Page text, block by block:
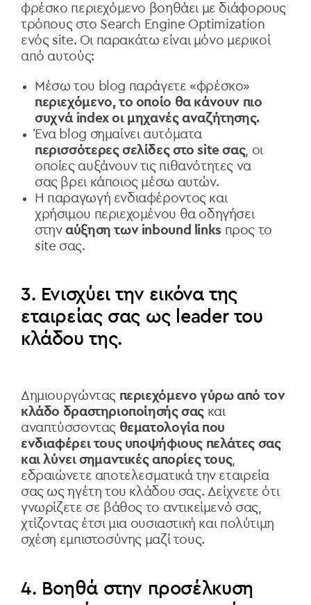
φρέσκο περιεχόμενο βοηθάει με διάφορους
τρόπους στο Search Engine Optimization
ενός site. Οι παρακάτω είναι μόνο μερικοί
από αυτούς:
Μέσω του blog παράγετε «φρέσκο»
περιεχόμενο, το οποίο θα κάνουν πιο
συχνά index οι μηχανές αναζήτησης.
Ένα blog σημαίνει αυτόματα
περισσότερες σελίδες στο site σας, οι
οποίες αυξάνουν τις πιθανότητες να
σας βρει κάποιος μέσω αυτών.
Η παραγωγή ενδιαφέροντος και
χρήσιμου περιεχομένου θα οδηγήσει
στηναύξηση των inbound links προς το
site σας.
3. Ενισχύει την εικόνα της
εταιρείας σας ως leader του
κλάδου της.
Δημιουργώντας περιεχόμενο γύρω από τον
κλάδο δραστηριοποίησής σας και
αναπτύσσοντας θεματολογία που
ενδιαφέρει τους υποψήφιους πελάτες σας
και λύνει σημαντικές απορίες τους,
εδραιώνετε αποτελεσματικά την εταιρεία
σας ως ηγέτη του κλάδου σας. Δείχνετε ότι
γνωρίζετε σε βάθος το αντικείμενό σας,
χτίζοντας έτσι μια ουσιαστική και πολύτιμη
σχέση εμπιστοσύνης μαζί τους.
4. Βοηθά στην προσέλκυση